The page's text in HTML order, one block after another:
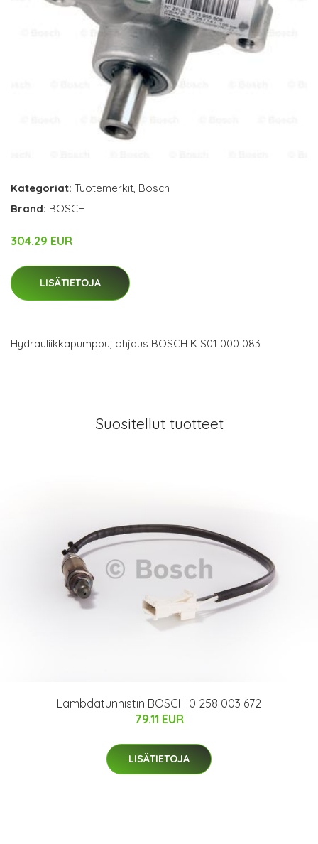
Kategoriat: Tuotemerkit Bosch
Brand: BOSCH
304.29 EUR
LISÄTIETOJA
Hydrauliikkapumppu, ohjaus BOSCH K S01 000 083
Suositellut tuotteet
Lambdatunnistin BOSCH 0 258 003 672
79.11 EUR
LISÄTIETOJA